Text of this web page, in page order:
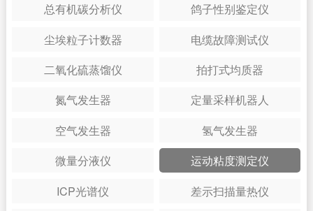
总有机碳分析仪
鸽子性别鉴定仪
尘埃粒子计数器
电缆故障测试仪
二氧化硫蒸馏仪
拍打式均质器
氮气发生器
定量采样机器人
空气发生器
氢气发生器
微量分液仪
运动粘度测定仪
ICP光谱仪
差示扫描量热仪